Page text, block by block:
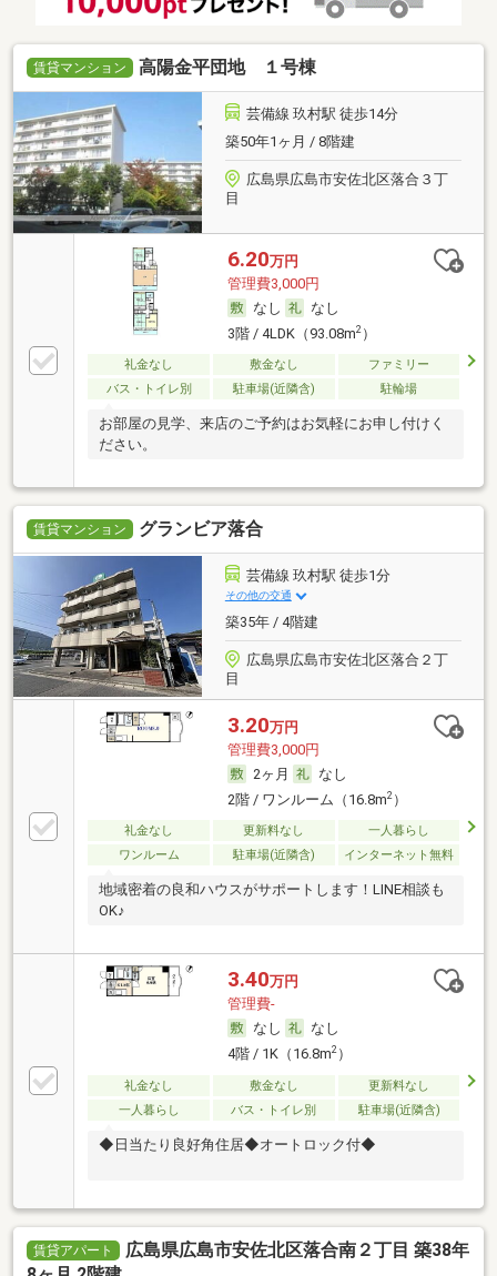
賃貸マンション 高陽金平団地 １号棟
芸備線 玖村駅 徒歩14分
築50年1ヶ月 / 8階建
広島県広島市安佐北区落合３丁
目
6.20万円
管理費3,000円
なし
なし
3階 / 4LDK（93.08m2）
礼金なし 敷金なし
ファミリー
バス・トイレ別
駐車場(近隣含) 駐輪場
お部屋の見学、来店のご予約はお気軽にお申し付けく
ださい。
賃貸マンション グランビア落合
芸備線 玖村駅 徒歩1分
その他の交通
築35年 / 4階建
広島県広島市安佐北区落合２丁
目
3.20万円
管理費3,000円
2ヶ月
なし
2階 / ワンルーム（16.8m2）
礼金なし 更新料なし
一人暮らし
ワンルーム
駐車場(近隣含) インターネット無料
地域密着の良和ハウスがサポートします！LINE相談も
OK♪
3.40万円
管理費-
なし
なし
4階 / 1K（16.8m2）
礼金なし 敷金なし
更新料なし
一人暮らし
バス・トイレ別 駐車場(近隣含)
◆日当たり良好角住居◆オートロック付◆
賃貸アパート
広島県広島市安佐北区落合南２丁目 築38年